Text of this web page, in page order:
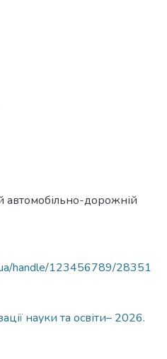
автомобільно-дорожній
handle/123456789/28351
науки та освіти– 2026.